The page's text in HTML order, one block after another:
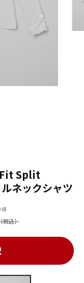
Split
ネックシャツ
得